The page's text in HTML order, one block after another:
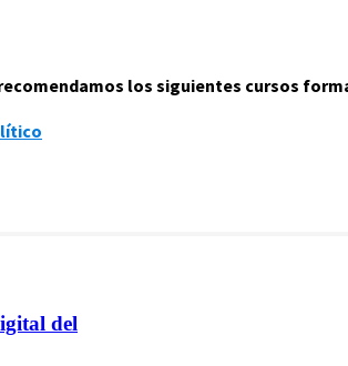
los siguientes cursos
del